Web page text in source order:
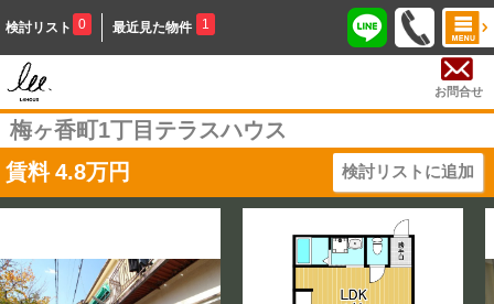
検討リスト 0 最近見た物件 1
お問合せ
梅ヶ香町1丁目テラスハウス
賃料 4.8万円 検討リストに追加